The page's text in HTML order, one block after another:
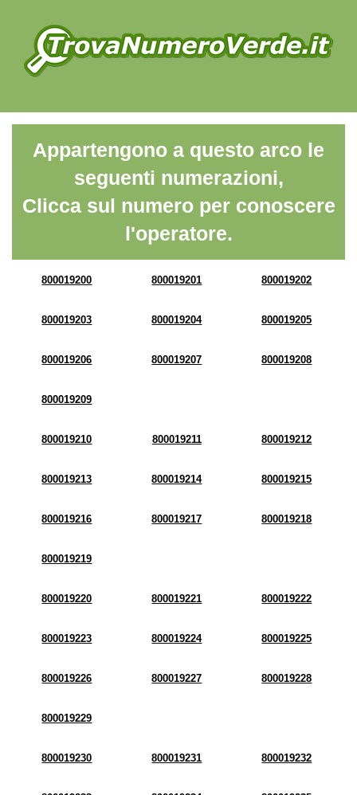
Appartengono a questo arco le
seguenti numerazioni,
Clicca sul numero per conoscere
l'operatore.
800019200 800019201 800019202
800019203 800019204 800019205
800019206 800019207 800019208
800019209
800019210 800019211 800019212
800019213 800019214 800019215
800019216 800019217 800019218
800019219
800019220 800019221 800019222
800019223 800019224 800019225
800019226 800019227 800019228
800019229
800019230 800019231 800019232